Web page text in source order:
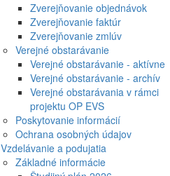
Zverejňovanie objednávok
Zverejňovanie faktúr
Zverejňovanie zmlúv
Verejné obstarávanie
Verejné obstarávanie - aktívne
Verejné obstarávanie - archív
Verejné obstarávania v rámci
projektu OP EVS
Poskytovanie informácií
Ochrana osobných údajov
Vzdelávanie a podujatia
Základné informácie